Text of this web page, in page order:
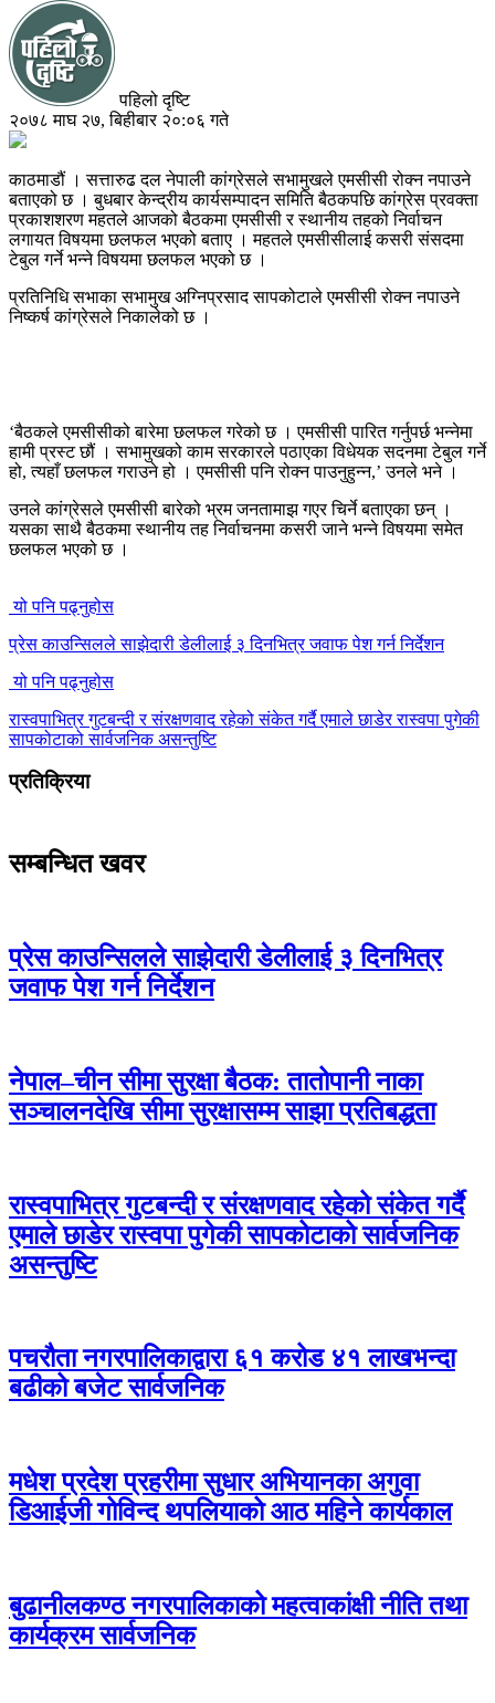
पहिलो दृष्टि
२०७८ माघ २७, बिहीबार २०:०६ गते
काठमाडौं । सत्तारुढ दल नेपाली कांग्रेसले सभामुखले एमसीसी रोक्न नपाउने
बताएको छ । बुधबार केन्द्रीय कार्यसम्पादन समिति बैठकपछि कांग्रेस प्रवक्ता
प्रकाशशरण महतले आजको बैठकमा एमसीसी र स्थानीय तहको निर्वाचन
लगायत विषयमा छलफल भएको बताए । महतले एमसीसीलाई कसरी स‌ंसदमा
टेबुल गर्ने भन्ने विषयमा छलफल भएको छ ।
प्रतिनिधि सभाका सभामुख अग्निप्रसाद सापकोटाले एमसीसी रोक्न नपाउने
निष्कर्ष कांग्रेसले निकालेको छ ।
‘बैठकले एमसीसीको बारेमा छलफल गरेको छ । एमसीसी पारित गर्नुपर्छ भन्नेमा
हामी प्रस्ट छौं । सभामुखको काम सरकारले पठाएका विधेयक सदनमा टेबुल गर्ने
हो, त्यहाँ छलफल गराउने हो । एमसीसी पनि रोक्न पाउनुहुन्न,’ उनले भने ।
उनले कांग्रेसले एमसीसी बारेको भ्रम जनतामाझ गएर चिर्ने बताएका छन् ।
यसका साथै बैठकमा स्थानीय तह निर्वाचनमा कसरी जाने भन्ने विषयमा समेत
छलफल भएको छ ।
यो पनि पढ्नुहोस
प्रेस काउन्सिलले साझेदारी डेलीलाई ३ दिनभित्र जवाफ पेश गर्न निर्देशन
यो पनि पढ्नुहोस
रास्वपाभित्र गुटबन्दी र संरक्षणवाद रहेको संकेत गर्दै एमाले छाडेर रास्वपा पुगेकी
सापकोटाको सार्वजनिक असन्तुष्टि
प्रतिक्रिया
सम्बन्धित खवर
प्रेस काउन्सिलले साझेदारी डेलीलाई ३ दिनभित्र
जवाफ पेश गर्न निर्देशन
नेपाल–चीन सीमा सुरक्षा बैठक: तातोपानी नाका
सञ्चालनदेखि सीमा सुरक्षासम्म साझा प्रतिबद्धता
रास्वपाभित्र गुटबन्दी र संरक्षणवाद रहेको संकेत गर्दै
एमाले छाडेर रास्वपा पुगेकी सापकोटाको सार्वजनिक
असन्तुष्टि
पचरौता नगरपालिकाद्वारा ६१ करोड ४१ लाखभन्दा
बढीको बजेट सार्वजनिक
मधेश प्रदेश प्रहरीमा सुधार अभियानका अगुवा
डिआईजी गोविन्द थपलियाको आठ महिने कार्यकाल
बुढानीलकण्ठ नगरपालिकाको महत्वाकांक्षी नीति तथा
कार्यक्रम सार्वजनिक